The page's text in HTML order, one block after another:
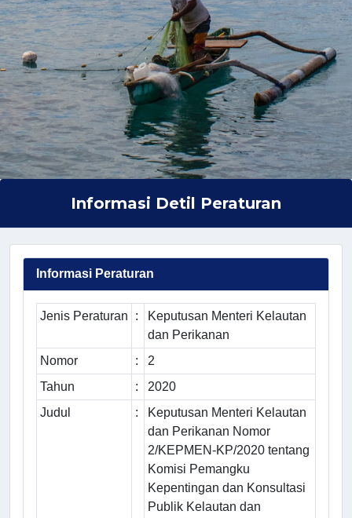
Informasi Detil Peraturan
Informasi Peraturan
Jenis Peraturan :
Keputusan Menteri Kelautan
dan Perikanan
Nomor
:
2
Tahun
:
2020
Judul
:
Keputusan Menteri Kelautan
dan Perikanan Nomor
2/KEPMEN-KP/2020 tentang
Komisi Pemangku
Kepentingan dan Konsultasi
Publik Kelautan dan